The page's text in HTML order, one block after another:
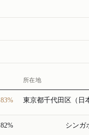
所在地
東京都千代田区（日
シンガ